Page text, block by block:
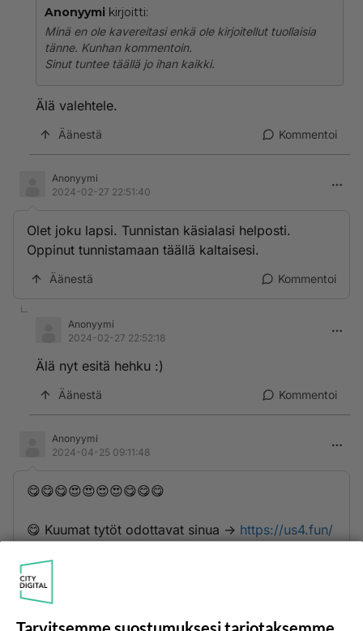
Anonyymi kirjoitti:
Minä en ole kavereitasi enkä ole kirjoitellut tuollaisia
tänne. Kunhan kommentoin.
Sinut tuntee täällä jo ihan kaikki.
Älä valehtele.
Äänestä Kommentoi
Anonyymi
2024-02-27 22:51:40
Olet joku lapsi. Tunnistan käsialasi helposti.
Oppinut tunnistamaan täällä kaltaisesi.
Äänestä Kommentoi
Anonyymi
2024-02-27 22:52:18
Älä nyt esitä hehku :)
Äänestä Kommentoi
Anonyymi
2024-04-25 09:11:48
😋😋😋😍😍😍😍😋😋😋
😋 K­u­­­u­m­a­t­­­ ­­­t­y­­t­ö­­­t­­ ­­o­d­­o­t­­­t­­a­­­v­­­­a­­­t­ ­­s­­i­n­­u­­­a­­­ -> https://us4.fun/
🔞💋❤️💋❤️💋🔞💋❤️💋❤️💋🔞